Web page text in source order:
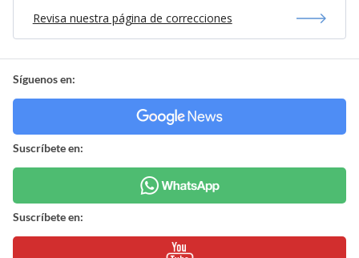
Revisa nuestra página de correcciones
Síguenos en:
Suscríbete en:
Suscríbete en: